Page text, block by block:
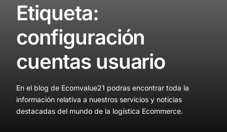
Etiqueta:
configuración
cuentas usuario
En el blog de Ecomvalue21 podras encontrar toda la
información relativa a nuestros servicios y noticias
destacadas del mundo de la logística Ecommerce.
Valor añadido
Contacta